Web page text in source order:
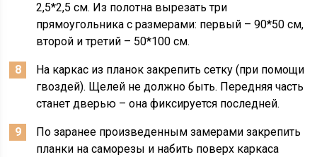
2,5*2,5 см. Из полотна вырезать три
прямоугольника с размерами: первый – 90*50 см,
второй и третий – 50*100 см.
На каркас из планок закрепить сетку (при помощи
гвоздей). Щелей не должно быть. Передняя часть
станет дверью – она фиксируется последней.
По заранее произведенным замерами закрепить
планки на саморезы и набить поверх каркаса